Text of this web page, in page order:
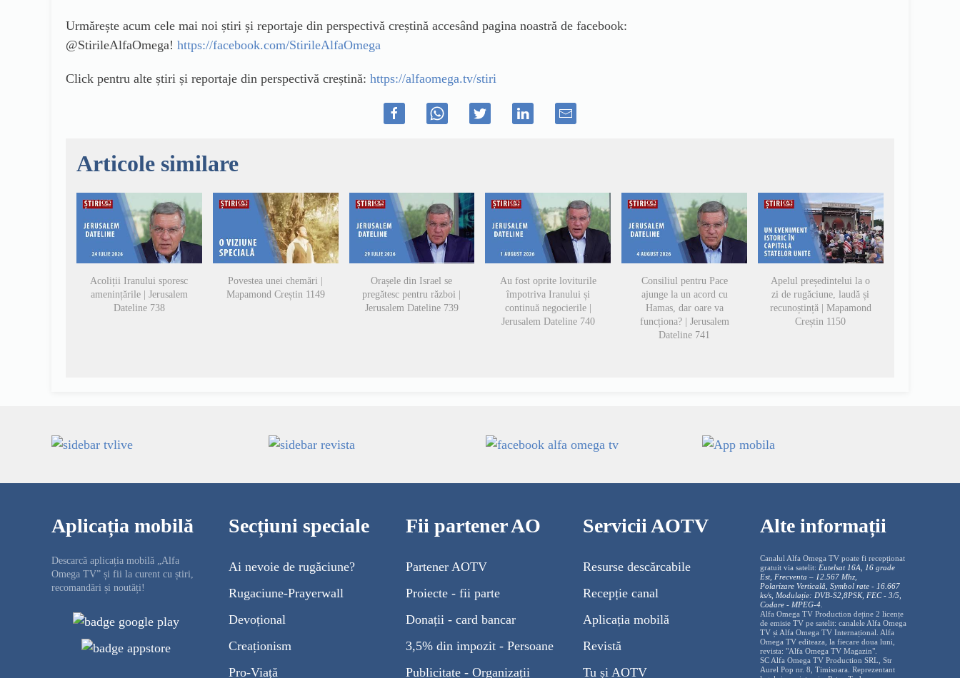
Urmărește acum cele mai noi știri și reportaje din perspectivă creștină accesând pagina noastră de facebook:
@StirileAlfaOmega! https://facebook.com/StirileAlfaOmega
Click pentru alte știri și reportaje din perspectivă creștină: https://alfaomega.tv/stiri
Articole similare
Acoliții Iranului sporesc
amenințările | Jerusalem
Dateline 738
Povestea unei chemări |
Mapamond Creștin 1149
Orașele din Israel se
pregătesc pentru război |
Jerusalem Dateline 739
Au fost oprite loviturile
împotriva Iranului și
continuă negocierile |
Jerusalem Dateline 740
Consiliul pentru Pace
ajunge la un acord cu
Hamas, dar oare va
funcționa? | Jerusalem
Dateline 741
Apelul președintelui la o
zi de rugăciune, laudă și
recunoștință | Mapamond
Creștin 1150
Aplicația mobilă
Descarcă aplicația mobilă „Alfa
Omega TV” și fii la curent cu știri,
recomandări și noutăți!
Secțiuni speciale
Ai nevoie de rugăciune?
Rugaciune-Prayerwall
Devoțional
Creaționism
Pro-Viață
Fii partener AO
Partener AOTV
Proiecte - fii parte
Donații - card bancar
3,5% din impozit - Persoane
Publicitate - Organizații
Servicii AOTV
Resurse descărcabile
Recepție canal
Aplicația mobilă
Revistă
Tu și AOTV
Alte informații
Canalul Alfa Omega TV poate fi recepționat
gratuit via satelit: Eutelsat 16A, 16 grade
Est, Frecventa – 12.567 Mhz,
Polarizare Verticală, Symbol rate - 16.667
ks/s, Modulație: DVB-S2,8PSK, FEC - 3/5,
Codare - MPEG-4
Alfa Omega TV Production deține 2 licențe
de emisie TV pe satelit: canalele Alfa Omega
TV și Alfa Omega TV Internațional. Alfa
Omega TV editeaza, la fiecare doua luni,
revista: "Alfa Omega TV Magazin".
SC Alfa Omega TV Production SRL, Str
Aurel Pop nr. 8, Timisoara. Reprezentant